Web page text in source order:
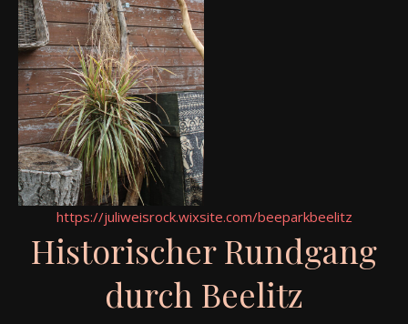
https://juliweisrock.wixsite.com/beeparkbeelitz
Historischer Rundgang
durch Beelitz